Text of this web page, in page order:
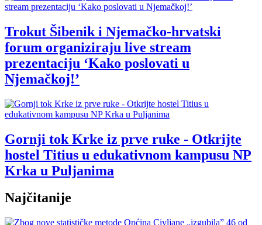
Trokut Šibenik i Njemačko-hrvatski
forum organiziraju live stream
prezentaciju ‘Kako poslovati u
Njemačkoj!’
Gornji tok Krke iz prve ruke - Otkrijte
hostel Titius u edukativnom kampusu NP
Krka u Puljanima
Najčitanije